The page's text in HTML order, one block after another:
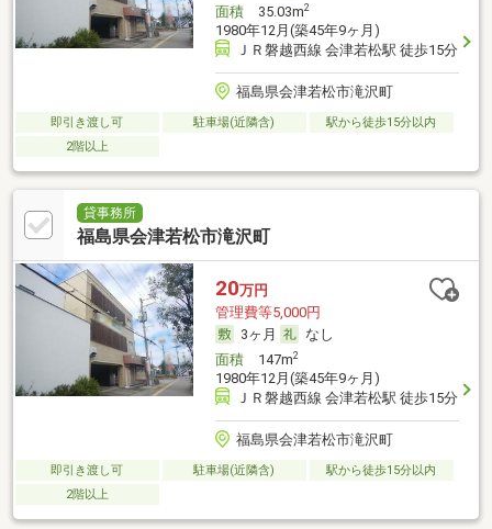
面積35.03m2
1980年12月(築45年9ヶ月)
ＪＲ磐越西線 会津若松駅 徒歩15分
福島県会津若松市滝沢町
即引き渡し可 駐車場(近隣含)
駅から徒歩15分以内
2階以上
貸事務所
福島県会津若松市滝沢町
20万円
管理費等5,000円
3ヶ月
なし
面積147m2
1980年12月(築45年9ヶ月)
ＪＲ磐越西線 会津若松駅 徒歩15分
福島県会津若松市滝沢町
即引き渡し可 駐車場(近隣含)
駅から徒歩15分以内
2階以上